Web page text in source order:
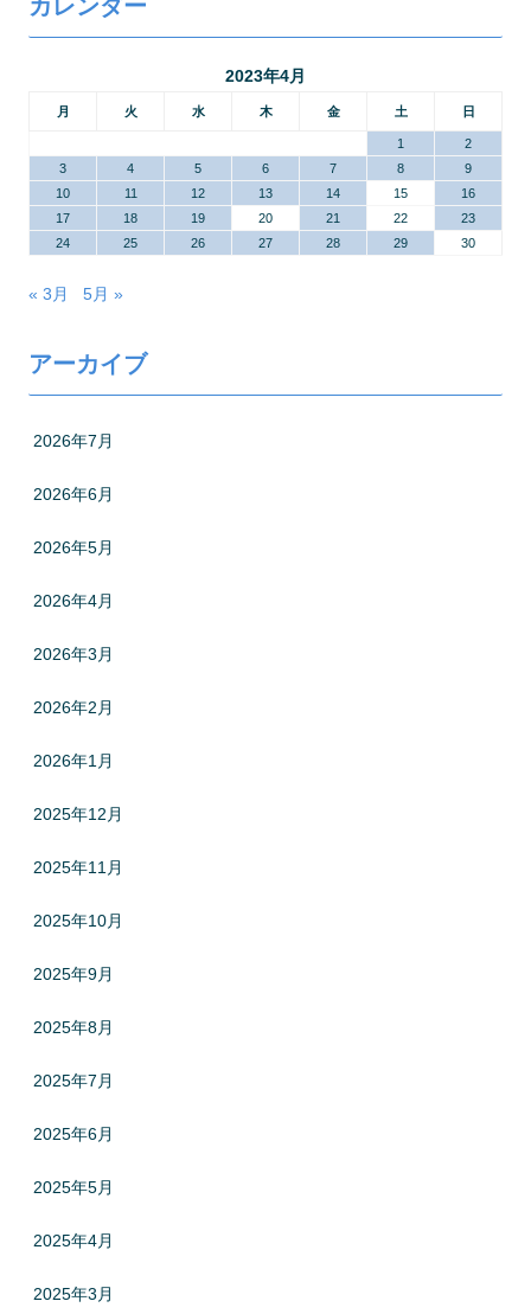
カレンダー
2023年4月
月 火 水 木 金 土 日
1
2
3
4 5 6 7 8
9
10
11 12 13 14 15
16
17
18 19 20 21 22
23
24
25 26 27 28 29 30
« 3月 5月 »
アーカイブ
2026年7月
2026年6月
2026年5月
2026年4月
2026年3月
2026年2月
2026年1月
2025年12月
2025年11月
2025年10月
2025年9月
2025年8月
2025年7月
2025年6月
2025年5月
2025年4月
2025年3月